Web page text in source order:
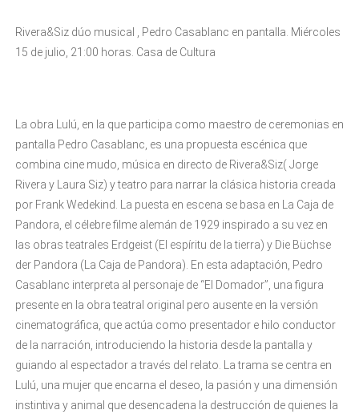
Rivera&Siz dúo musical , Pedro Casablanc en pantalla. Miércoles
15 de julio, 21:00 horas. Casa de Cultura
La obra Lulú, en la que participa como maestro de ceremonias en
pantalla Pedro Casablanc, es una propuesta escénica que
combina cine mudo, música en directo de Rivera&Siz( Jorge
Rivera y Laura Siz) y teatro para narrar la clásica historia creada
por Frank Wedekind. La puesta en escena se basa en La Caja de
Pandora, el célebre filme alemán de 1929 inspirado a su vez en
las obras teatrales Erdgeist (El espíritu de la tierra) y Die Büchse
der Pandora (La Caja de Pandora). En esta adaptación, Pedro
Casablanc interpreta al personaje de “El Domador”, una figura
presente en la obra teatral original pero ausente en la versión
cinematográfica, que actúa como presentador e hilo conductor
de la narración, introduciendo la historia desde la pantalla y
guiando al espectador a través del relato. La trama se centra en
Lulú, una mujer que encarna el deseo, la pasión y una dimensión
instintiva y animal que desencadena la destrucción de quienes la